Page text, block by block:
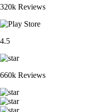
320k Reviews
4.5
660k Reviews